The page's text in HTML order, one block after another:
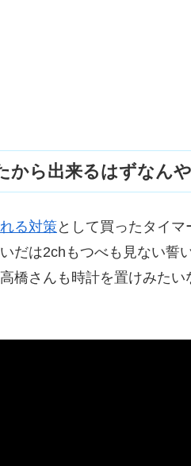
から出来るはずなんや
る対策として買ったタイ
だは2chもつべも見ない誓
橋さんも時計を置けみた